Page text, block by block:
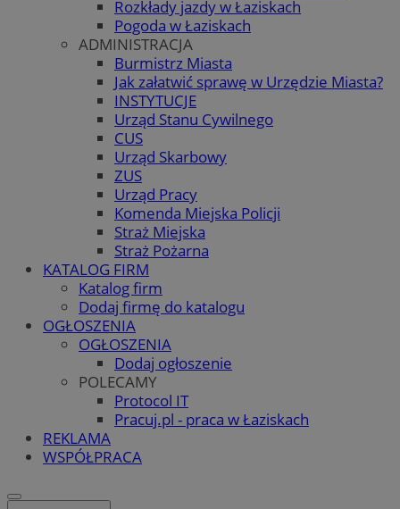
Rozkłady jazdy w Łaziskach
Pogoda w Łaziskach
ADMINISTRACJA
Burmistrz Miasta
Jak załatwić sprawę w Urzędzie Miasta?
INSTYTUCJE
Urząd Stanu Cywilnego
CUS
Urząd Skarbowy
ZUS
Urząd Pracy
Komenda Miejska Policji
Straż Miejska
Straż Pożarna
KATALOG FIRM
Katalog firm
Dodaj firmę do katalogu
OGŁOSZENIA
OGŁOSZENIA
Dodaj ogłoszenie
POLECAMY
Protocol IT
Pracuj.pl - praca w Łaziskach
REKLAMA
WSPÓŁPRACA